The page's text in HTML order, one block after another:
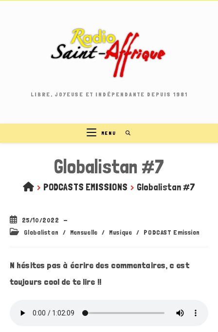
LIBRE, JOYEUSE ET INDÉPENDANTE DEPUIS 1981
MENU
Globalistan #7
> PODCASTS EMISSIONS > Globalistan #7
Publication
publiée :
25/10/2022
Post Globalistan / Mensuelle / Musique / PODCAST Emission
N hésites pas à écrire des commentaires, c est
toujours cool de te lire !!